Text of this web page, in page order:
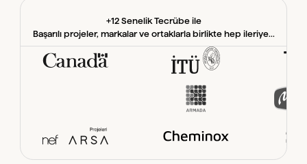
+12 Senelik Tecrübe ile
Başarılı projeler, markalar ve ortaklarla birlikte hep ileriye...